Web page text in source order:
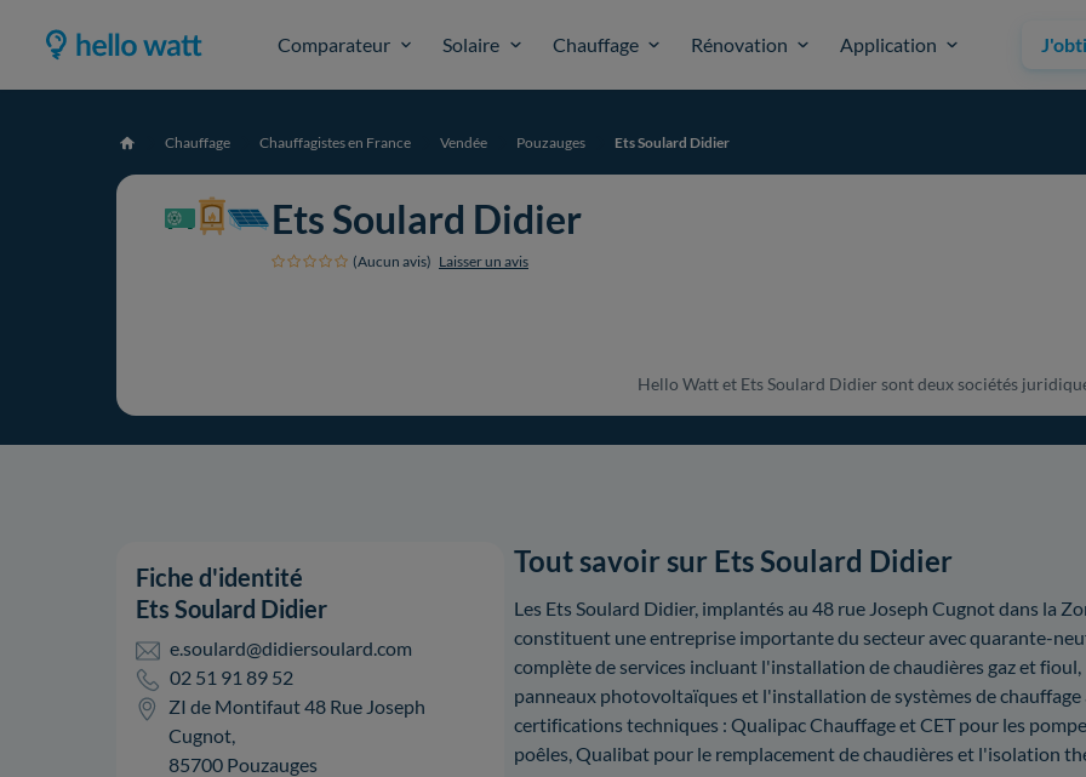
Comparateur Solaire Chauffage Rénovation Application
Accueil Chauffage Chauffagistes en France Vendée Pouzauges Ets Soulard Didier
Ets Soulard Didier
(Aucun avis) Laisser un avis
Hello Watt et Ets Soulard Didier sont deux sociétés
Fiche d'identité
Ets Soulard Didier
e.soulard@didiersoulard.com
02 51 91 89 52
ZI de Montifaut 48 Rue Joseph
Cugnot,
85700 Pouzauges
Tout savoir sur Ets Soulard Didier
Les Ets Soulard Didier, implantés au 48 rue Joseph Cugnot dans la
constituent une entreprise importante du secteur avec quarante-
complète de services incluant l'installation de chaudières gaz et
panneaux photovoltaïques et l'installation de systèmes de chauffage
certifications techniques : Qualipac Chauffage et CET pour les
poêles, Qualibat pour le remplacement de chaudières et l'isolation